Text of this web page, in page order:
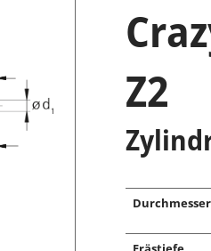
Z2
Durchmesser